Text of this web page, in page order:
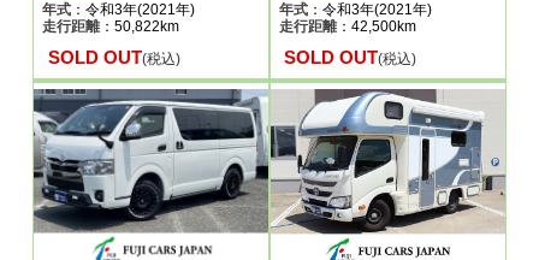
年式 ：令和3年(2021年)
走行距離：50,822km
SOLD OUT(税込)
年式：令和3年(2021年)
走行距離：42,500km
SOLD OUT(税込)